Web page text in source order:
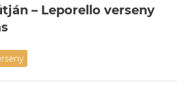
– Leporello verseny